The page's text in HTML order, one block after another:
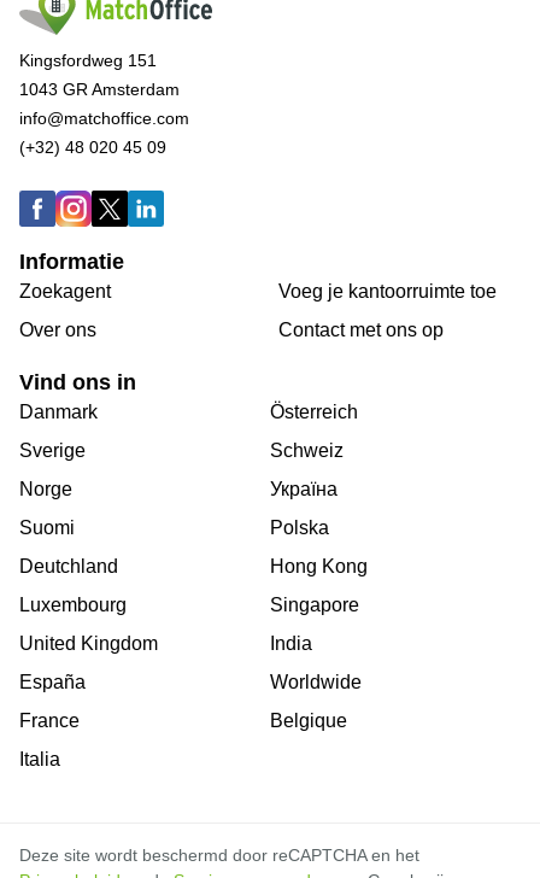
Kingsfordweg 151
1043 GR Amsterdam
info@matchoffice.com
(+32) 48 020 45 09
Informatie
Zoekagent
Over ons
Voeg je kantoorruimte toe
Сontact met ons op
Vind ons in
Danmark
Sverige
Norge
Suomi
Deutchland
Luxembourg
United Kingdom
España
France
Italia
Österreich
Schweiz
Україна
Polska
Hong Kong
Singapore
India
Worldwide
Belgique
Deze site wordt beschermd door reCAPTCHA en het